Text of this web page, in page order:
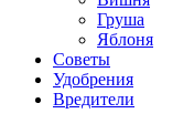
Груша
Яблоня
Советы
Удобрения
Вредители